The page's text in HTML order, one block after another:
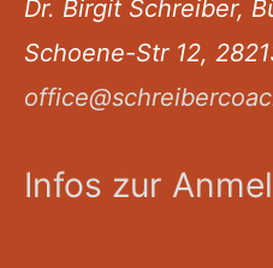
Dr. Birgit Schreiber,
Schoene-Str 12,
Infos zur